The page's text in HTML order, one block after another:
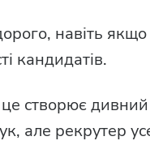
навіть
кандидатів.
це створює
але рекрутер